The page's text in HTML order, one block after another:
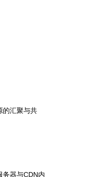
的汇聚与共
务器与CDN内